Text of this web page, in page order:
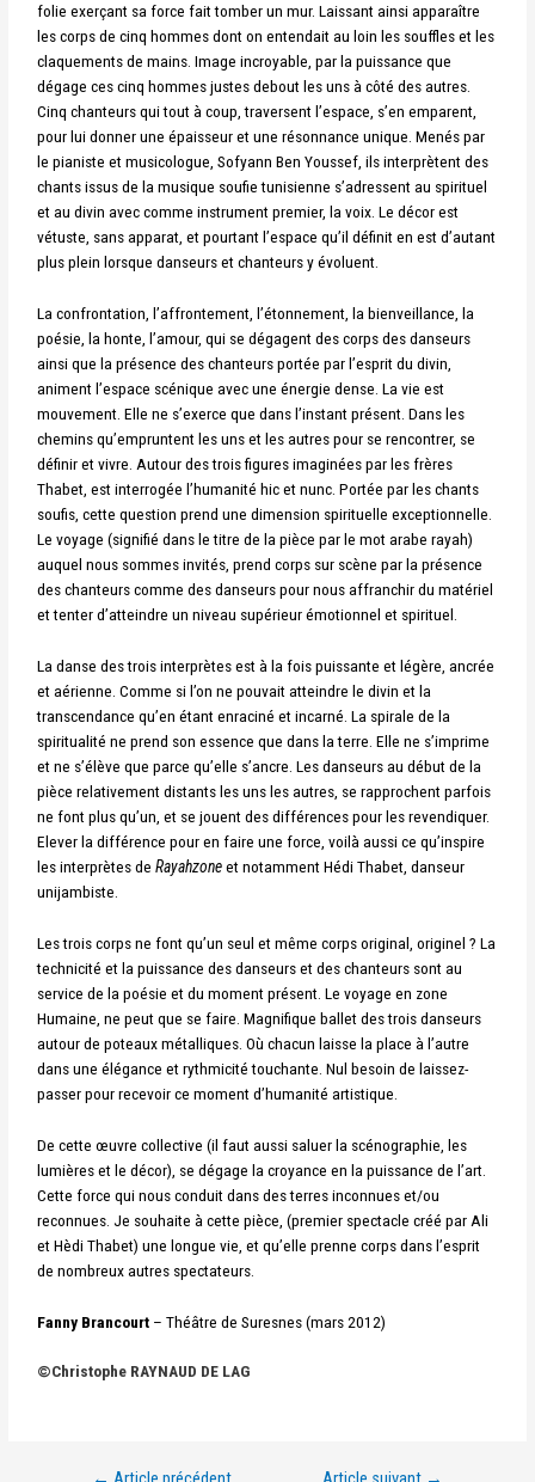
folie exerçant sa force fait tomber un mur. Laissant ainsi apparaître
les corps de cinq hommes dont on entendait au loin les souffles et les
claquements de mains. Image incroyable, par la puissance que
dégage ces cinq hommes justes debout les uns à côté des autres.
Cinq chanteurs qui tout à coup, traversent l’espace, s’en emparent,
pour lui donner une épaisseur et une résonnance unique. Menés par
le pianiste et musicologue, Sofyann Ben Youssef, ils interprètent des
chants issus de la musique soufie tunisienne s’adressent au spirituel
et au divin avec comme instrument premier, la voix. Le décor est
vétuste, sans apparat, et pourtant l’espace qu’il définit en est d’autant
plus plein lorsque danseurs et chanteurs y évoluent.
La confrontation, l’affrontement, l’étonnement, la bienveillance, la
poésie, la honte, l’amour, qui se dégagent des corps des danseurs
ainsi que la présence des chanteurs portée par l’esprit du divin,
animent l’espace scénique avec une énergie dense.La vie est
mouvement. Elle ne s’exerce que dans l’instant présent. Dans les
chemins qu’empruntent les uns et les autres pour se rencontrer, se
définir et vivre. Autour des trois figures imaginées par les frères
Thabet, est interrogée l’humanité hic et nunc. Portée par les chants
soufis, cette question prend une dimension spirituelle exceptionnelle.
Le voyage (signifié dans le titre de la pièce par le mot arabe rayah)
auquel nous sommes invités, prend corps sur scène par la présence
des chanteurs comme des danseurs pour nous affranchir du matériel
et tenter d’atteindre un niveau supérieur émotionnel et spirituel.
La danse des trois interprètes est à la fois puissante et légère, ancrée
et aérienne. Comme si l’on ne pouvait atteindre le divin et la
transcendance qu’en étant enraciné et incarné.La spirale de la
spiritualité ne prend son essence que dans la terre. Elle ne s’imprime
et ne s’élève que parce qu’elle s’ancre. Les danseurs au début de la
pièce relativement distants les uns les autres, se rapprochent parfois
ne font plus qu’un, et se jouent des différences pour les revendiquer.
Elever la différence pour en faire une force, voilà aussi ce qu’inspire
les interprètes deRayahzoneet notamment Hédi Thabet, danseur
unijambiste.
Les trois corps ne font qu’un seul et même corps original, originel ?La
technicité et la puissance des danseurs et des chanteurs sont au
service de la poésie et du moment présent. Le voyage en zone
Humaine, ne peut que se faire. Magnifique ballet des trois danseurs
autour de poteaux métalliques. Où chacun laisse la place à l’autre
dans une élégance et rythmicité touchante.Nul besoin de laissez-
passer pour recevoir ce moment d’humanité artistique.
De cette œuvre collective (il faut aussi saluer la scénographie, les
lumières et le décor), se dégage la croyance en la puissance de l’art.
Cette force qui nous conduit dans des terres inconnues et/ou
reconnues. Je souhaite à cette pièce, (premier spectacle créé par Ali
et Hèdi Thabet) une longue vie, et qu’elle prenne corps dans l’esprit
de nombreux autres spectateurs.
Fanny Brancourt – Théâtre de Suresnes (mars 2012)
©Christophe RAYNAUD DE LAG